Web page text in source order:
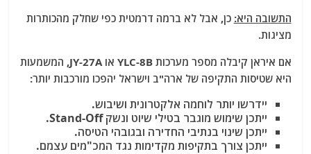
התשובה היא: כן, אבל לא ברמה דרמטית כפי שחלק מהכותרות
מציגות.
אם איראן קיבלה מספר מערכות YLC-8B או JY-27A, המשמעות
היא שטיסות התקיפה של ארה"ב וישראל יהפכו מורכבות יותר:
יידרשו יותר לוחמה אלקטרונית ושיבוש.
ייתכן שימוש מוגבר בטילי שיוט ונשק Stand-Off.
ייתכן שינוי בנתיבי החדירה ובגובהי הטיסה.
ייתכן צורך בתקיפות מקדימות נגד המכ"מים עצמם.